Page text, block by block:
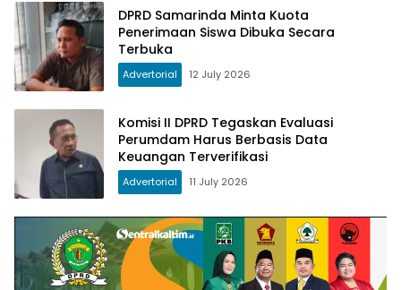
DPRD Samarinda Minta Kuota
Penerimaan Siswa Dibuka Secara
Terbuka
Advertorial 12 July 2026
Komisi II DPRD Tegaskan Evaluasi
Perumdam Harus Berbasis Data
Keuangan Terverifikasi
Advertorial 11 July 2026